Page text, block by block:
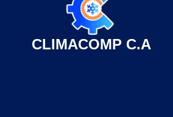
CLIMACOMP C.A